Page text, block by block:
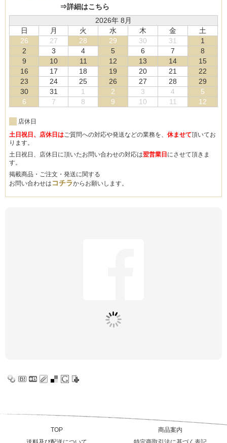
⇒詳細はこちら
2026年 8月
日
月 火 水 木 金
土
26
27 28 29 30 31
1
2
3 4 5 6 7
8
9
10 11 12 13 14
15
16
17 18 19 20 21
22
23
24 25 26 27 28
29
30
31 1 2 3 4
5
6
7 8 9 10 11 12
店休日
土日祝日、店休日はご質問への対応や発送などの業務を、 休ませて頂いてお
ります。
土日祝日、店休日に頂いたお問い合わせの対応は翌営業日 にさせて頂きま
す。
掲載商品・ご注文・発送に関する
お問い合わせは コチラからお願いします。
TOP
商品案内